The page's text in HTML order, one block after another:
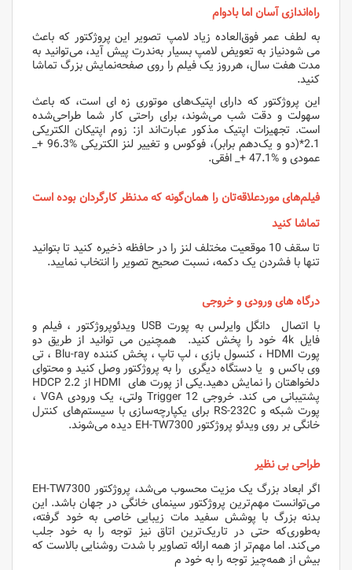
راه‌اندازی آسان اما بادوام
به لطف عمر فوق‌العاده زیاد لامپ تصویر این پروژکتور که باعث
می شودنیاز به تعویض لامپ بسیار به‌ندرت پیش آید، می‌توانید به
مدت هفت سال، هرروز یک فیلم را روی صفحه‌نمایش بزرگ تماشا
کنید.
این پروژکتور که دارای اپتیک‌های موتوری زه ای است، که باعث
سهولت و دقت شب می‌شوند، برای راحتی کار شما طراحی‌شده
است. تجهیزات اپتیک مذکور عبارت‌اند از: زوم اپتیکان الکتریکی
2.1*(دو و یک‌دهم برابر)، فوکوس و تغییر لنز الکتریکی %96.3 +_
عمودی و %47.1 +_ افقی.
فیلم‌های موردعلاقه‌تان را همان‌گونه که مدنظر کارگردان بوده است
تماشا کنید
تا سقف 10 موقعیت مختلف لنز را در حافظه ذخیره کنید تا بتوانید
تنها با فشردن یک دکمه، نسبت صحیح تصویر را انتخاب نمایید.
درگاه های ورودی و خروجی
با اتصال دانگل وایرلس به پورت USB ویدئوپروژکتور ، فیلم و
فایل 4k خود را پخش کنید. همچنین می توانید از طریق دو
پورت HDMI ، کنسول بازی ، لپ تاپ ، پخش کننده Blu-ray ، تی
وی باکس و یا دستگاه دیگری را به پروژکتور وصل کنید و محتوای
دلخواهتان را نمایش دهید.یکی از پورت های HDMI از HDCP 2.2
پشتیبانی می کند. خروجی Trigger 12 ولتی، یک ورودی VGA ،
پورت شبکه و RS-232C برای یکپارچه‌سازی با سیستم‌های کنترل
خانگی بر روی ویدئو پروژکتور EH-TW7300 دیده می‌شوند.
طراحی بی نظیر
اگر ابعاد بزرگ یک مزیت محسوب می‌شد، پروژکتور EH-TW7300
می‌توانست مهم‌ترین پروژکتور سینمای خانگی در جهان باشد. این
بدنه بزرگ با پوشش سفید مات زیبایی خاصی به خود گرفته،
به‌طوری‌که حتی در تاریک‌ترین اتاق نیز توجه را به خود جلب
می‌کند. اما مهم‌تر از همه ارائه تصاویر با شدت روشنایی بالاست که
بیش از همه‌چیز توجه را به خود م